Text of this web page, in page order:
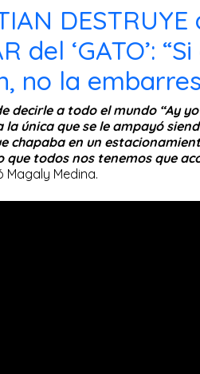
del ‘GATO’:
no la
decirle a todo el mundo “Ay
la única que se le ampayó
chapaba en un
que todos nos tenemos que
Magaly Medina.